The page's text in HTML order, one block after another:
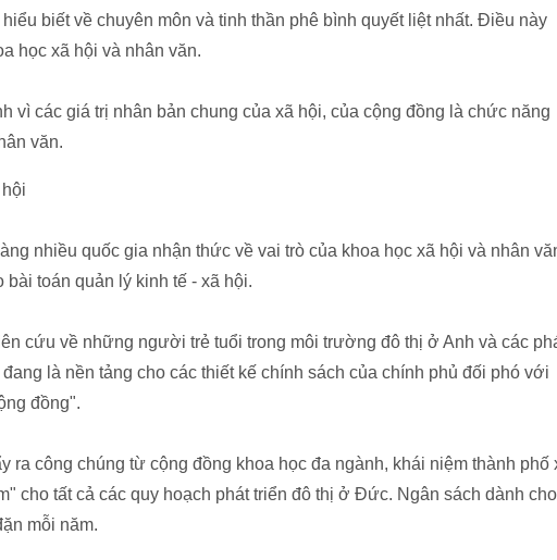
biết về chuyên môn và tinh thần phê bình quyết liệt nhất. Điều này
học xã hội và nhân văn.
vì các giá trị nhân bản chung của xã hội, của cộng đồng là chức năng
văn.
nhiều quốc gia nhận thức về vai trò của khoa học xã hội và nhân
toán quản lý kinh tế - xã hội.
cứu về những người trẻ tuổi trong môi trường đô thị ở Anh và các
là nền tảng cho các thiết kế chính sách của chính phủ đối phó với
đồng".
ra công chúng từ cộng đồng khoa học đa ngành, khái niệm thành phố
cho tất cả các quy hoạch phát triển đô thị ở Đức. Ngân sách dành cho
mỗi năm.